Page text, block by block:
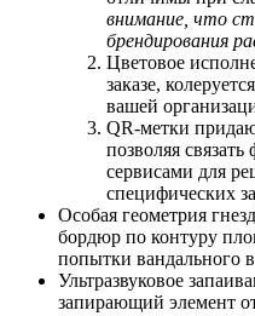
внимание, что
брендирования
Цветовое
заказе,
вашей
QR-метки
позволяя
сервисами для
специфических
Особая геометрия
бордюр по контуру
попытки вандального
Ультразвуковое
запирающий элемент